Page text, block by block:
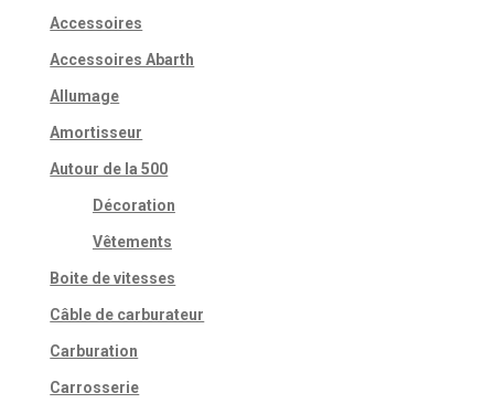
Accessoires
Accessoires Abarth
Allumage
Amortisseur
Autour de la 500
Décoration
Vêtements
Boite de vitesses
Câble de carburateur
Carburation
Carrosserie